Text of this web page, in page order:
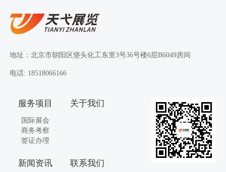
地址：北京市朝阳区垡头化工东里3号36号楼6层B6049房间
电话: 18518066166
服务项目
国际展会
商务考察
签证办理
关于我们
新闻资讯 联系我们